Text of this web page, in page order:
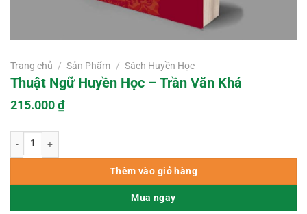
Trang chủ / Sản Phẩm / Sách Huyền Học
Thuật Ngữ Huyền Học – Trần Văn Khá
215.000₫
Thêm vào giỏ hàng
Mua ngay